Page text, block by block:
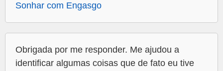
Sonhar com Engasgo
Obrigada por me responder. Me ajudou a
identificar algumas coisas que de fato eu tive